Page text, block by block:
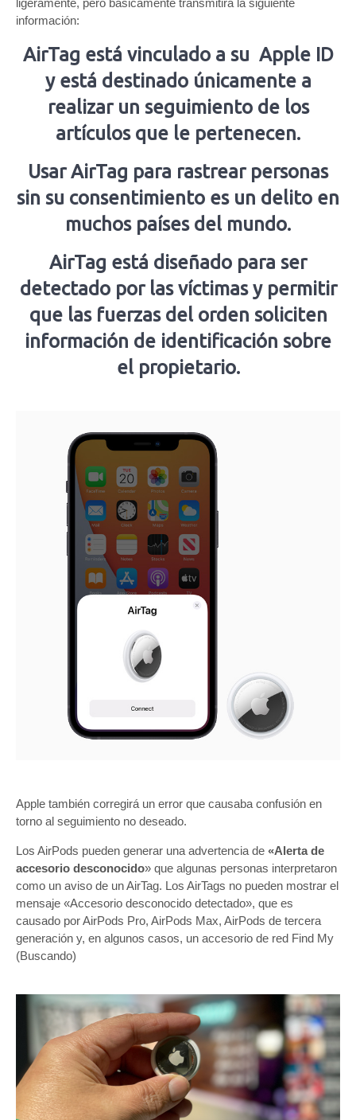
ligeramente, pero básicamente transmitirá la siguiente
información:
AirTag está vinculado a su Apple ID
y está destinado únicamente a
realizar un seguimiento de los
artículos que le pertenecen.
Usar AirTag para rastrear personas
sin su consentimiento es un delito en
muchos países del mundo.
AirTag está diseñado para ser
detectado por las víctimas y permitir
que las fuerzas del orden soliciten
información de identificación sobre
el propietario.
Apple también corregirá un error que causaba confusión en
torno al seguimiento no deseado.
Los AirPods pueden generar una advertencia de «Alerta de
accesorio desconocido» que algunas personas interpretaron
como un aviso de un AirTag. Los ‌AirTags‌ no pueden mostrar el
mensaje «Accesorio desconocido detectado», que es
causado por AirPods Pro, AirPods Max, AirPods de tercera
generación y, en algunos casos, un accesorio de red Find My
(Buscando)